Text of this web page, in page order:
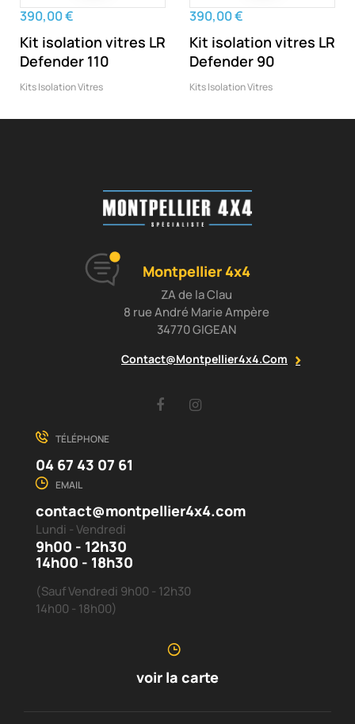
390,00 €
Kit isolation vitres LR
Defender 110
Kits Isolation Vitres
390,00 €
Kit isolation vitres LR
Defender 90
Kits Isolation Vitres
‹ ›
Montpellier 4x4
ZA de la Clau
8 rue André Marie Ampère
34770 GIGEAN
Contact@montpellier4x4.com
Facebook
TÉLÉPHONE
04 67 43 07 61
EMAIL
contact@montpellier4x4.com
Lundi - Vendredi
9h00 - 12h30
14h00 - 18h30
(Sauf Vendredi 9h00 - 12h30
14h00 - 18h00)
voir la carte